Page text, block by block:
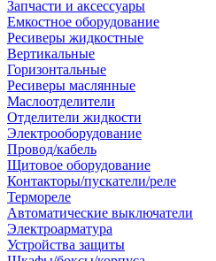
Запчасти и аксессуары
Емкостное оборудование
Ресиверы жидкостные
Вертикальные
Горизонтальные
Ресиверы маслянные
Маслоотделители
Отделители жидкости
Электрооборудование
Провод/кабель
Щитовое оборудование
Контакторы/пускатели/реле
Термореле
Автоматические выключатели
Электроарматура
Устройства защиты